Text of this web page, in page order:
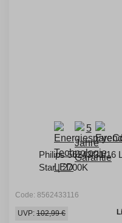
Philips 56243/31/16
Star | 2700K
Code: 8562433116
UVP: 102,99 €